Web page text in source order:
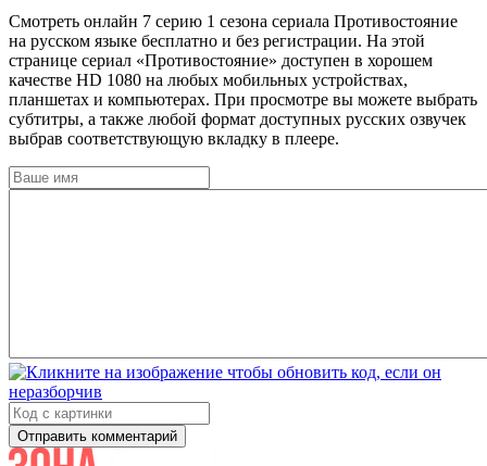
Cмотреть онлайн 7 серию 1 сезона сериала Противостояние
на русском языке бесплатно и без регистрации. На этой
странице сериал «Противостояние» доступен в хорошем
качестве HD 1080 на любых мобильных устройствах,
планшетах и компьютерах. При просмотре вы можете выбрать
субтитры, а также любой формат доступных русских озвучек
выбрав соответствующую вкладку в плеере.
Отправить комментарий